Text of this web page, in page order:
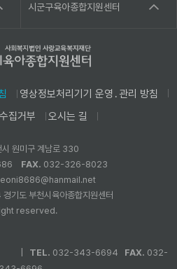
시군구육아종합지원센터
영상정보처리기기 운영․관리 방침
집거부
오시는 길
시 원미구 계남로 330
FAX. 032-326-8023
도 부천시육아종합지원센터
reserved.
TEL. 032-343-6694 FAX. 032-